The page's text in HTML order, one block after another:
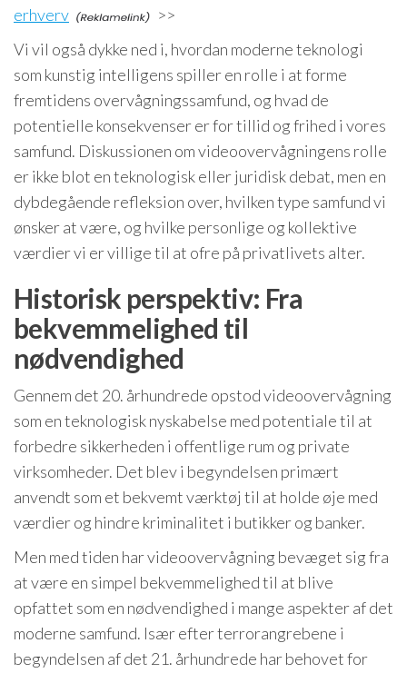
erhverv
>>
Vi vil også dykke ned i, hvordan moderne teknologi
som kunstig intelligens spiller en rolle i at forme
fremtidens overvågningssamfund, og hvad de
potentielle konsekvenser er for tillid og frihed i vores
samfund. Diskussionen om videoovervågningens rolle
er ikke blot en teknologisk eller juridisk debat, men en
dybdegående refleksion over, hvilken type samfund vi
ønsker at være, og hvilke personlige og kollektive
værdier vi er villige til at ofre på privatlivets alter.
Historisk perspektiv: Fra
bekvemmelighed til
nødvendighed
Gennem det 20. århundrede opstod videoovervågning
som en teknologisk nyskabelse med potentiale til at
forbedre sikkerheden i offentlige rum og private
virksomheder. Det blev i begyndelsen primært
anvendt som et bekvemt værktøj til at holde øje med
værdier og hindre kriminalitet i butikker og banker.
Men med tiden har videoovervågning bevæget sig fra
at være en simpel bekvemmelighed til at blive
opfattet som en nødvendighed i mange aspekter af det
moderne samfund. Især efter terrorangrebene i
begyndelsen af det 21. århundrede har behovet for